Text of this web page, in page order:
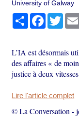
University of Galway
PartagerFacebook
L’IA est désormais
des affaires « de
justice à deux
Lire l'article complet
© La Conversation -